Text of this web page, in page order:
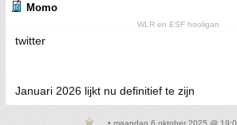
Momo
WLR en ESF hooligan
twitter
Januari 2026 lijkt nu definitief te zijn
• maandag 6 oktober 2025 @